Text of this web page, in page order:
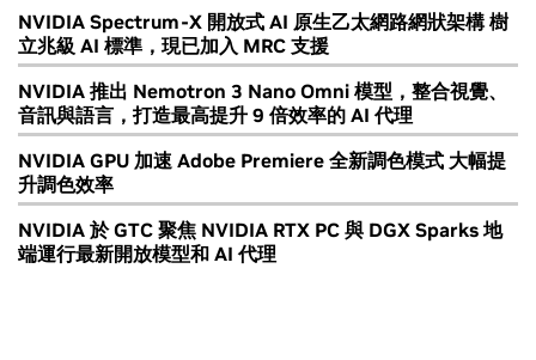
NVIDIA Spectrum-X 開放式 AI 原生乙太網路網狀架構 樹
立兆級 AI 標準，現已加入 MRC 支援
NVIDIA 推出 Nemotron 3 Nano Omni 模型，整合視覺、
音訊與語言，打造最高提升 9 倍效率的 AI 代理
NVIDIA GPU 加速 Adobe Premiere 全新調色模式 大幅提
升調色效率
NVIDIA 於 GTC 聚焦 NVIDIA RTX PC 與 DGX Sparks 地
端運行最新開放模型和 AI 代理